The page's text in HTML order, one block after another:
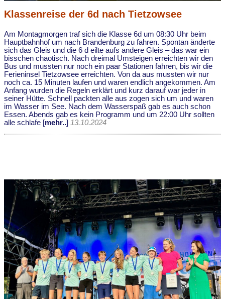
Klassenreise der 6d nach Tietzowsee
Am Montagmorgen traf sich die Klasse 6d um 08:30 Uhr beim
Hauptbahnhof um nach Brandenburg zu fahren. Spontan änderte
sich das Gleis und die 6 d eilte aufs andere Gleis – das war ein
bisschen chaotisch. Nach dreimal Umsteigen erreichten wir den
Bus und mussten nur noch ein paar Stationen fahren, bis wir die
Ferieninsel Tietzowsee erreichten. Von da aus mussten wir nur
noch ca. 15 Minuten laufen und waren endlich angekommen. Am
Anfang wurden die Regeln erklärt und kurz darauf war jeder in
seiner Hütte. Schnell packten alle aus zogen sich um und waren
im Wasser im See. Nach dem Wasserspaß gab es auch schon
Essen. Abends gab es kein Programm und um 22:00 Uhr sollten
alle schlafe [mehr..] 13.10.2024